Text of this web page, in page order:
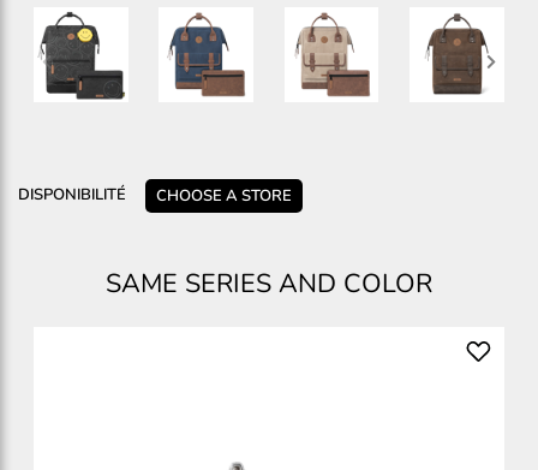
DISPONIBILITÉ CHOOSE A STORE
SAME SERIES AND COLOR